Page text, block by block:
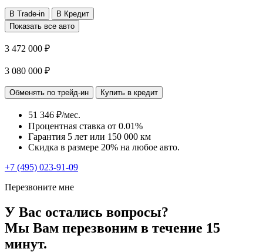
В Trade-in
В Кредит
Показать все авто
3 472 000 ₽
3 080 000 ₽
Обменять по трейд-ин Купить в кредит
51 346 ₽/мес.
Процентная ставка от 0.01%
Гарантия 5 лет или 150 000 км
Скидка в размере 20% на любое авто.
+7 (495) 023-91-09
Перезвоните мне
У Вас остались вопросы?
Мы Вам перезвоним в течение 15
минут.